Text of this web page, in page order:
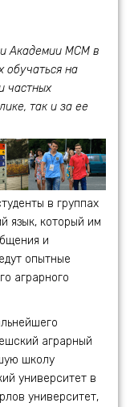
Академии МСМ в
обучаться на
частных
так и за ее
в группах
язык, который им
и
опытные
аграрного
аграрный
школу
университет в
университет,